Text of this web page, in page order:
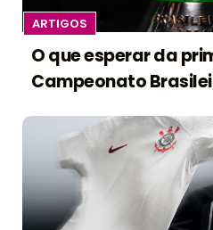
ARTIGOS
O que esperar da
Campeonato